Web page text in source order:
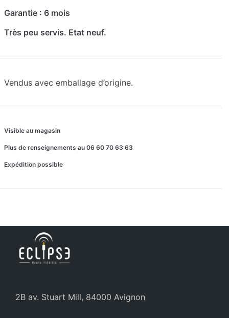
Garantie : 6 mois
Très peu servis. Etat neuf.
Vendus avec emballage d’origine.
Visible au magasin
Plus de renseignements au 06 60 70 63 63
Expédition possible
2B av. Stuart Mill, 84000 Avignon